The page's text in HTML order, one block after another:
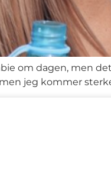
om dagen, men
jeg kommer